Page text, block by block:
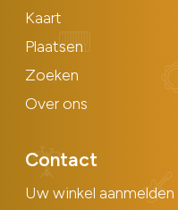
Kaart
Plaatsen
Zoeken
Over ons
Contact
Uw winkel aanmelden